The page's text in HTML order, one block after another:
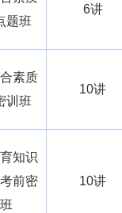
题班
6讲
素质
训班
10讲
知识
前密
10讲